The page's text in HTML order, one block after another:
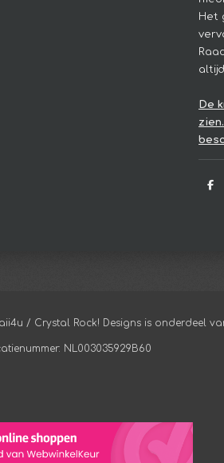
Het
De
D
/ Crystal Rock! Designs is onderdeel
NL003035929B60